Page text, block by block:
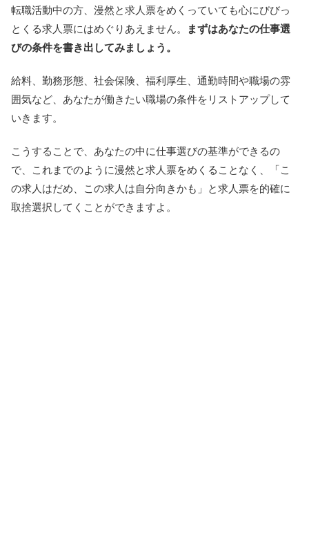
転職活動中の方、漫然と求人票をめくっていても心にびびっ
とくる求人票にはめぐりあえません。
まずはあなたの仕事選
びの条件を書き出してみましょう。
給料、勤務形態、社会保険、福利厚生、通勤時間や職場の雰
囲気など、あなたが働きたい職場の条件をリストアップして
いきます。
こうすることで、あなたの中に仕事選びの基準ができるの
で、これまでのように漫然と求人票をめくることなく、「こ
の求人はだめ、この求人は自分向きかも」と求人票を的確に
取捨選択してくことができますよ。